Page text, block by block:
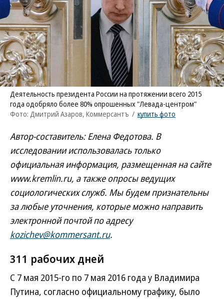
Деятельность президента России на протяжении всего 2015
года одобряло более 80% опрошенных "Левада-центром"
Фото: Дмитрий Азаров, Коммерсантъ / купить фото
Автор-составитель: Елена Федотова. В
исследовании использовалась только
официальная информация, размещенная на сайте
www.kremlin.ru, а также опросы ведущих
социологических служб. Мы будем признательны
за любые уточнения, которые можно направить
электронной почтой по адресу
kozichev@kommersant.ru.
311 рабочих дней
С 7 мая 2015-го по 7 мая 2016 года у Владимира
Путина, согласно официальному графику, было